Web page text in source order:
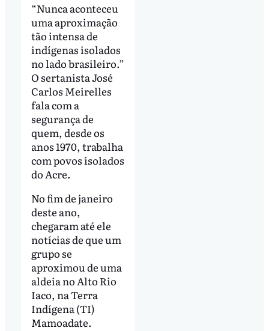
“Nunca aconteceu
uma aproximação
tão intensa de
indígenas isolados
no lado brasileiro.”
O sertanista José
Carlos Meirelles
fala com a
segurança de
quem, desde os
anos 1970, trabalha
com povos isolados
do Acre.
No fim de janeiro
deste ano,
chegaram até ele
notícias de que um
grupo se
aproximou de uma
aldeia no Alto Rio
Iaco, na Terra
Indígena (TI)
Mamoadate.